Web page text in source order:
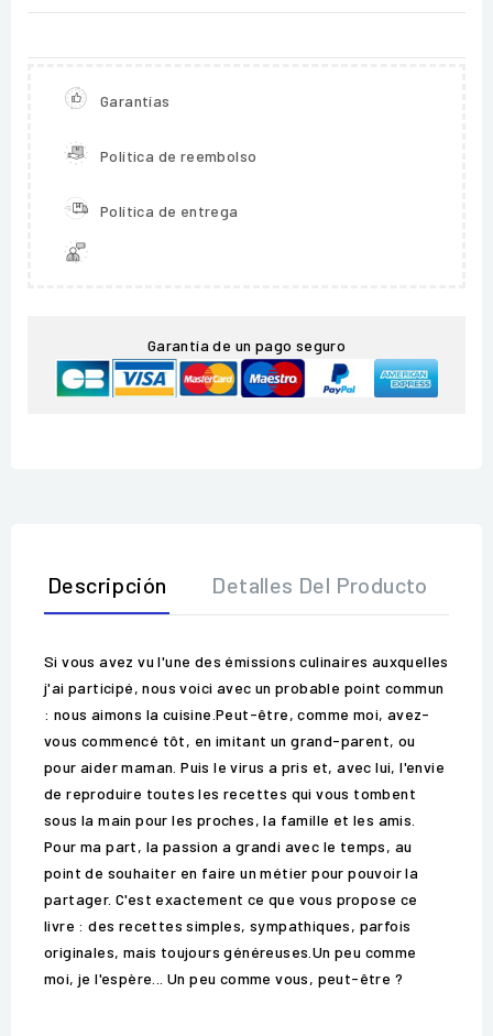
Garantías
Política de reembolso
Política de entrega
Garantía de un pago seguro
Descripción Detalles Del Producto
Si vous avez vu l'une des émissions culinaires auxquelles
j'ai participé, nous voici avec un probable point commun
: nous aimons la cuisine.Peut-être, comme moi, avez-
vous commencé tôt, en imitant un grand-parent, ou
pour aider maman. Puis le virus a pris et, avec lui, l'envie
de reproduire toutes les recettes qui vous tombent
sous la main pour les proches, la famille et les amis.
Pour ma part, la passion a grandi avec le temps, au
point de souhaiter en faire un métier pour pouvoir la
partager. C'est exactement ce que vous propose ce
livre : des recettes simples, sympathiques, parfois
originales, mais toujours généreuses.Un peu comme
moi, je l'espère... Un peu comme vous, peut-être ?